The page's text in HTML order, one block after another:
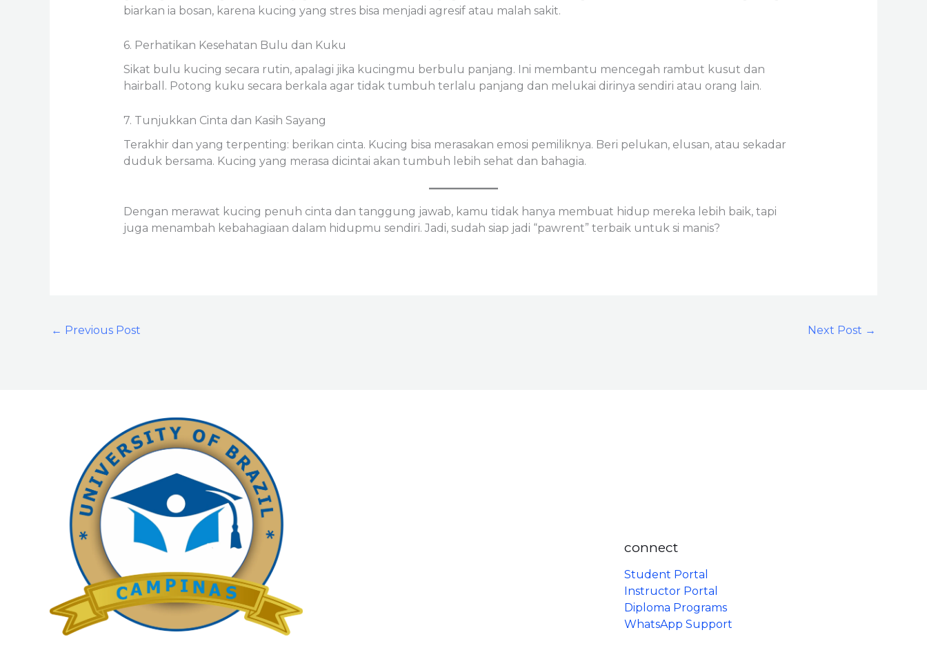
biarkan ia bosan, karena kucing yang stres bisa menjadi agresif atau malah sakit.
6. Perhatikan Kesehatan Bulu dan Kuku
Sikat bulu kucing secara rutin, apalagi jika kucingmu berbulu panjang. Ini membantu mencegah rambut kusut dan
hairball. Potong kuku secara berkala agar tidak tumbuh terlalu panjang dan melukai dirinya sendiri atau orang lain.
7. Tunjukkan Cinta dan Kasih Sayang
Terakhir dan yang terpenting: berikan cinta. Kucing bisa merasakan emosi pemiliknya. Beri pelukan, elusan, atau sekadar
duduk bersama. Kucing yang merasa dicintai akan tumbuh lebih sehat dan bahagia.
Dengan merawat kucing penuh cinta dan tanggung jawab, kamu tidak hanya membuat hidup mereka lebih baik, tapi
juga menambah kebahagiaan dalam hidupmu sendiri. Jadi, sudah siap jadi “pawrent” terbaik untuk si manis?
← Previous Post Next Post →
connect
Student Portal
Instructor Portal
Diploma Programs
WhatsApp Support